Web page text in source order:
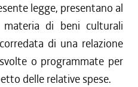
legge, presentano al
di beni culturali
di una relazione
o programmate per
delle relative spese.